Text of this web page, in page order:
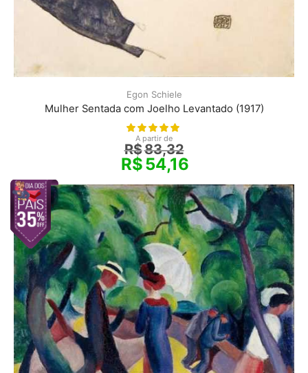
Egon Schiele
Mulher Sentada com Joelho Levantado (1917)
A partir de
R$83,32
R$54,16